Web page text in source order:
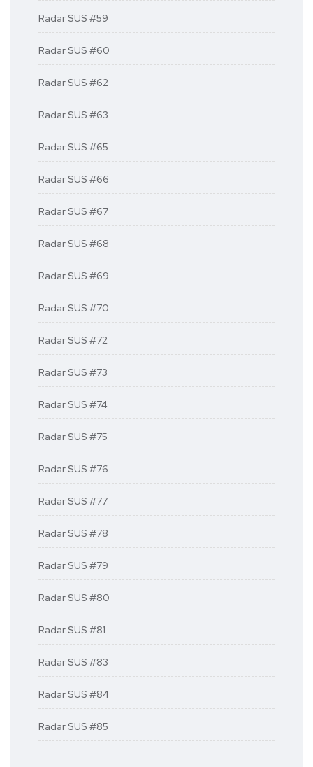
Radar SUS #59
Radar SUS #60
Radar SUS #62
Radar SUS #63
Radar SUS #65
Radar SUS #66
Radar SUS #67
Radar SUS #68
Radar SUS #69
Radar SUS #70
Radar SUS #72
Radar SUS #73
Radar SUS #74
Radar SUS #75
Radar SUS #76
Radar SUS #77
Radar SUS #78
Radar SUS #79
Radar SUS #80
Radar SUS #81
Radar SUS #83
Radar SUS #84
Radar SUS #85